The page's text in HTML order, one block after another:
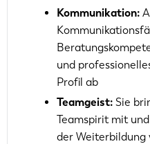
Kommunikation:
und
Profil ab
Teamgeist: Sie
Teamspirit mit
der Weiterbildung